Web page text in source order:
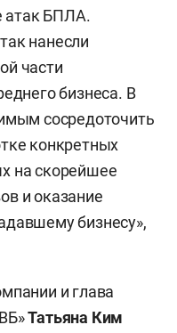
атак БПЛА.
нанесли
части
бизнеса. В
сосредоточить
конкретных
на скорейшее
и оказание
бизнесу»,
и глава
Татьяна Ким